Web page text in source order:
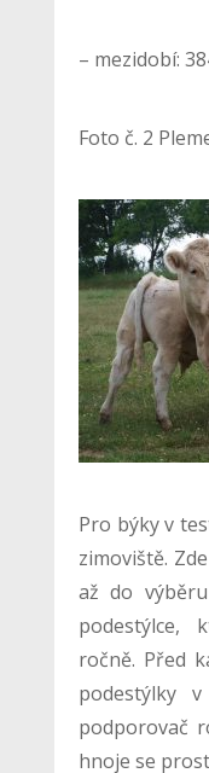
– mezidobí:
Foto č. 2
Pro býky v
zimoviště.
až do
podestýlce,
ročně. Před
podestýlky
podporovač
hnoje se